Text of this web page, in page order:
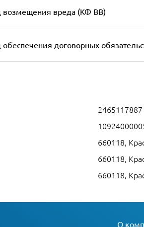
вреда (КФ ВВ)
договорных
2465117887
660118,
660118,
660118,
О